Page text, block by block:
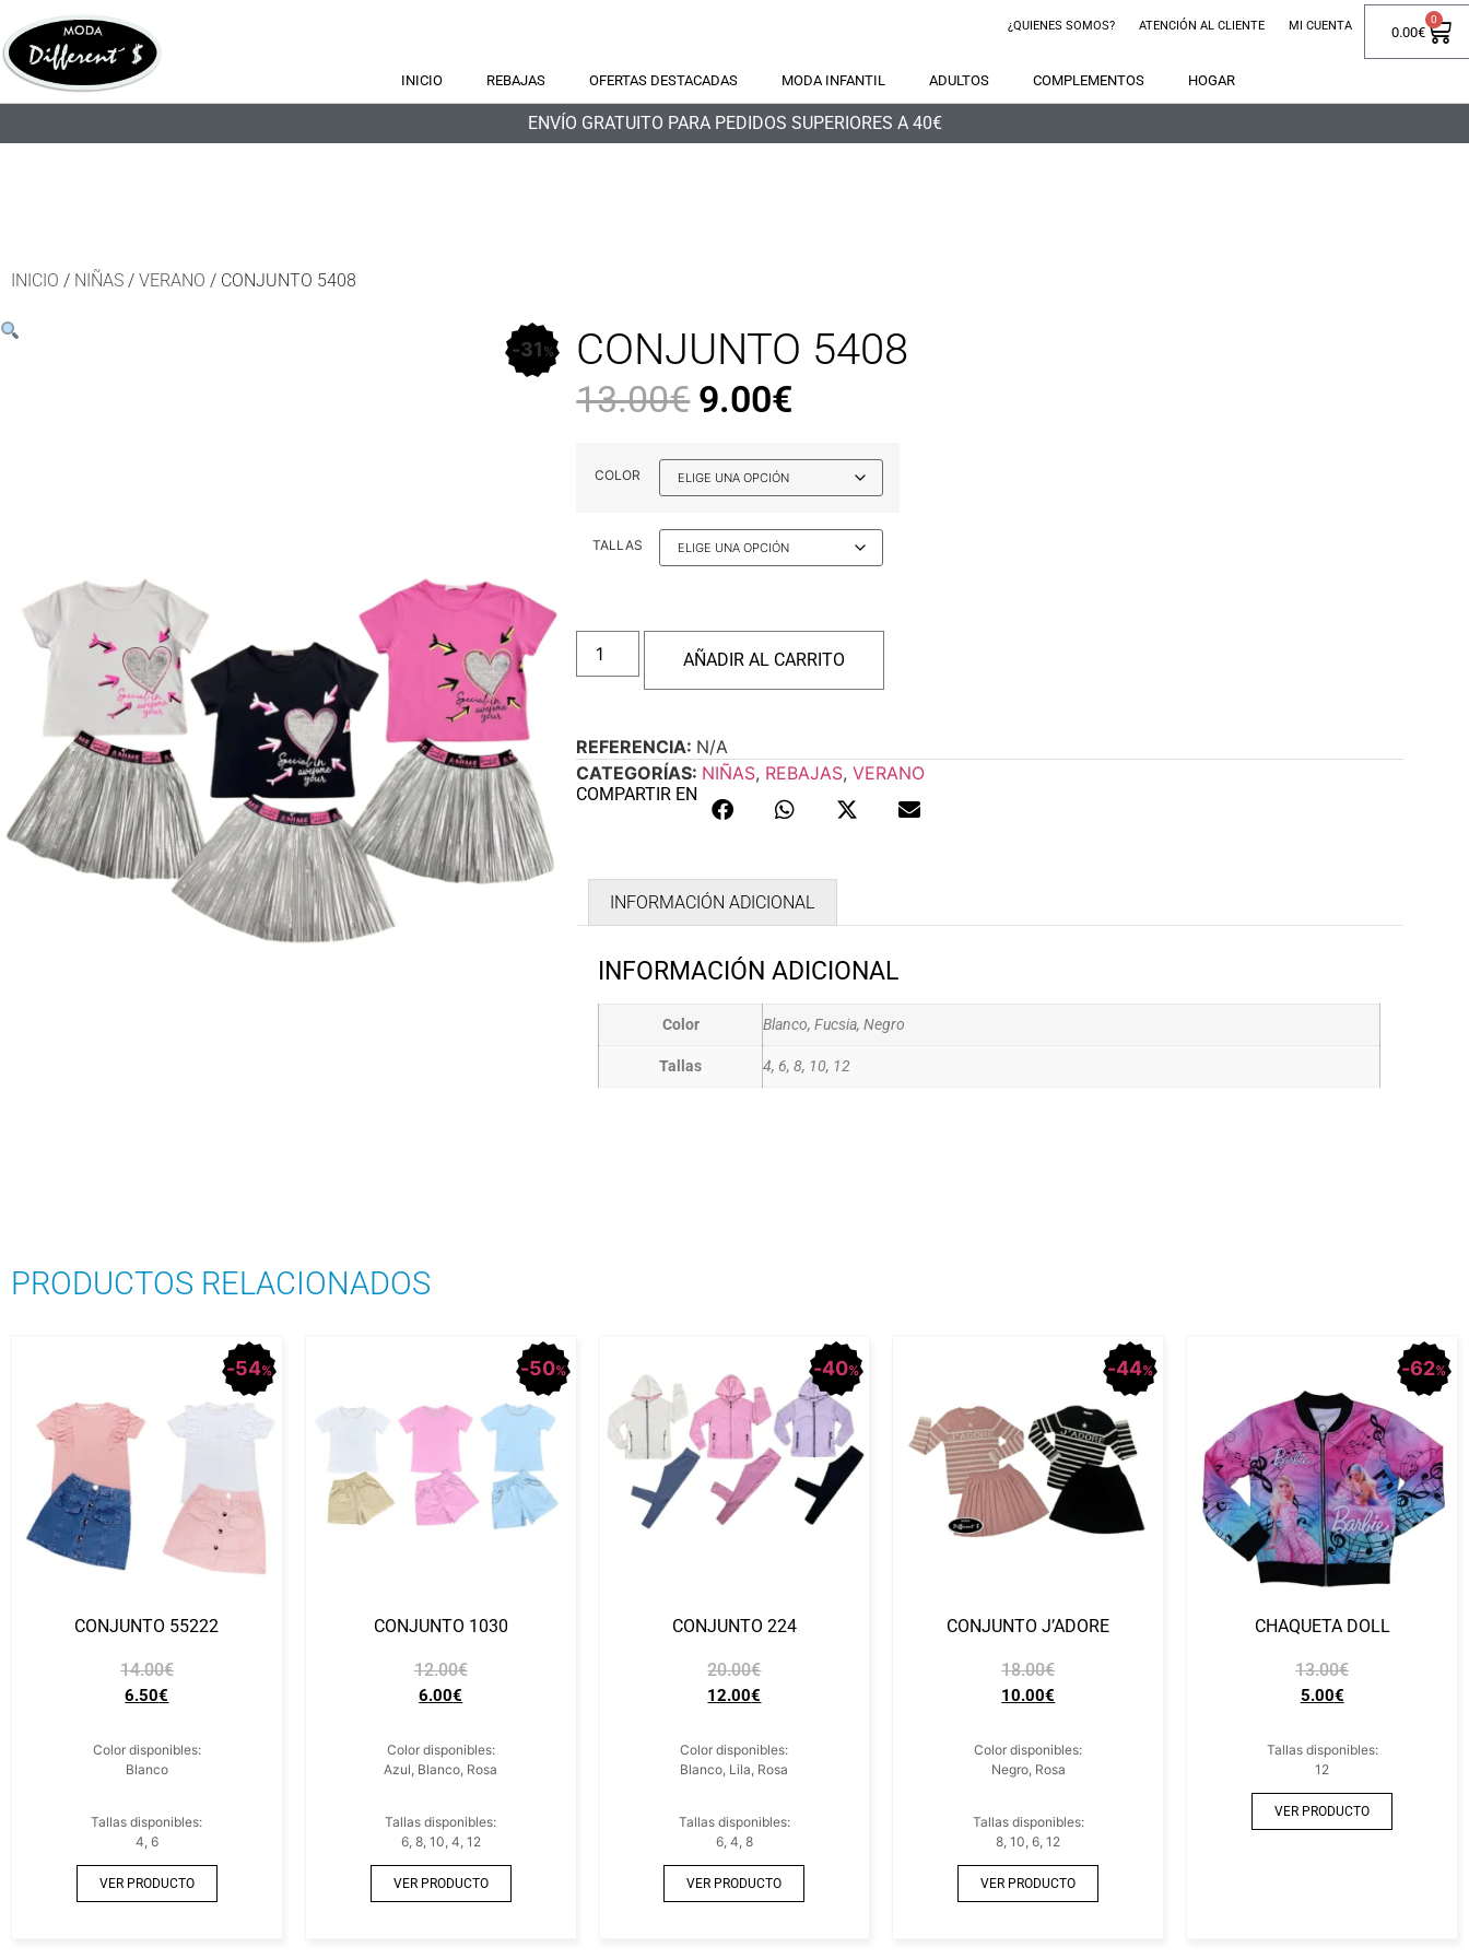
¿QUIENES SOMOS? ATENCIÓN AL CLIENTE MI CUENTA 0.00€
0
INICIO REBAJAS OFERTAS DESTACADAS MODA INFANTIL ADULTOS COMPLEMENTOS HOGAR
ENVÍO GRATUITO PARA PEDIDOS SUPERIORES A 40€
INICIO / NIÑAS / VERANO / CONJUNTO 5408
31% CONJUNTO 5408
13.00€ 9.00€
COLOR
TALLAS
AÑADIR AL CARRITO
REFERENCIA: N/A
CATEGORÍAS: NIÑAS, REBAJAS,VERANO
COMPARTIR EN
INFORMACIÓN ADICIONAL
INFORMACIÓN ADICIONAL
Color Blanco, Fucsia, Negro
Tallas 4, 6, 8, 10, 12
PRODUCTOS RELACIONADOS
54%
CONJUNTO 55222
14.00€
6.50€
Color disponibles:
Blanco
Tallas disponibles:
4, 6
VER PRODUCTO
50%
CONJUNTO 1030
12.00€
6.00€
Color disponibles:
Azul, Blanco, Rosa
Tallas disponibles:
6, 8, 10, 4, 12
VER PRODUCTO
40%
CONJUNTO 224
20.00€
12.00€
Color disponibles:
Blanco, Lila, Rosa
Tallas disponibles:
6, 4, 8
VER PRODUCTO
44%
CONJUNTO J’ADORE
18.00€
10.00€
Color disponibles:
Negro, Rosa
Tallas disponibles:
8, 10, 6, 12
VER PRODUCTO
62%
CHAQUETA DOLL
13.00€
5.00€
Tallas disponibles:
12
VER PRODUCTO